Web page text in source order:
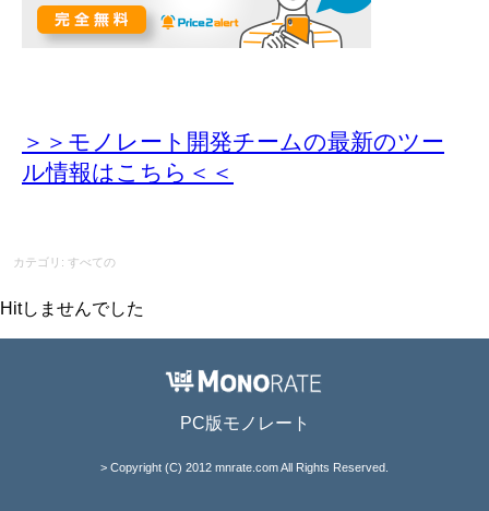
＞＞モノレート開発チームの最新のツー
ル情報はこちら＜＜
カテゴリ: すべての
Hitしませんでした
PC版モノレート
> Copyright (C) 2012 mnrate.com All Rights Reserved.